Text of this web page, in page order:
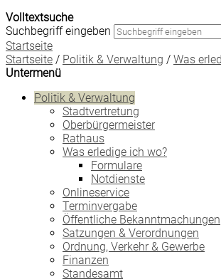
Volltextsuche
Suchbegriff eingeben
Startseite
Startseite / Politik & Verwaltung / Was
Untermenü
Politik & Verwaltung
Stadtvertretung
Oberbürgermeister
Rathaus
Was erledige ich wo?
Formulare
Notdienste
Onlineservice
Terminvergabe
Öffentliche Bekanntmachungen
Satzungen & Verordnungen
Ordnung, Verkehr & Gewerbe
Finanzen
Standesamt